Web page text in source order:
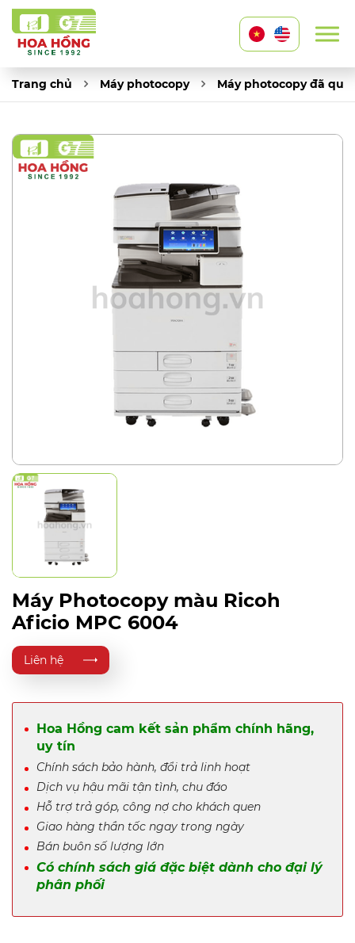
Trang chủ Máy photocopy Máy photocopy đã
Máy Photocopy màu Ricoh
Aficio MPC 6004
Liên hệ
Hoa Hồng cam kết sản phẩm chính hãng,
uy tín
Chính sách bảo hành, đổi trả linh hoạt
Dịch vụ hậu mãi tận tình, chu đáo
Hỗ trợ trả góp, công nợ cho khách quen
Giao hàng thần tốc ngay trong ngày
Bán buôn số lượng lớn
Có chính sách giá đặc biệt dành cho đại lý
phân phối